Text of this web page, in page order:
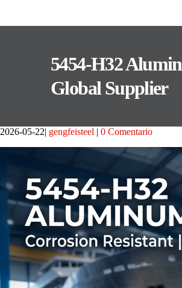
5454-H32
Global Supplier
2026-05-22 gengfeisteel 0 Comentario